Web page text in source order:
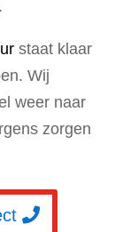
staat klaar
Wij
weer naar
zorgen